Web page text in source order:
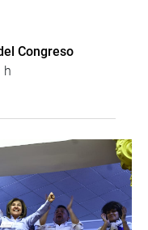
Congreso
h